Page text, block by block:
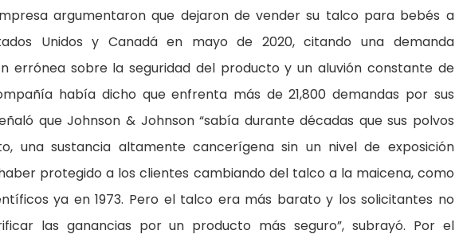
argumentaron que dejaron de vender su talco para bebés a
Unidos y Canadá en mayo de 2020, citando una demanda
errónea sobre la seguridad del producto y un aluvión constante de
había dicho que enfrenta más de 21,800 demandas por sus
que Johnson & Johnson “sabía durante décadas que sus polvos
una sustancia altamente cancerígena sin un nivel de exposición
protegido a los clientes cambiando del talco a la maicena, como
ya en 1973. Pero el talco era más barato y los solicitantes no
las ganancias por un producto más seguro”, subrayó. Por el